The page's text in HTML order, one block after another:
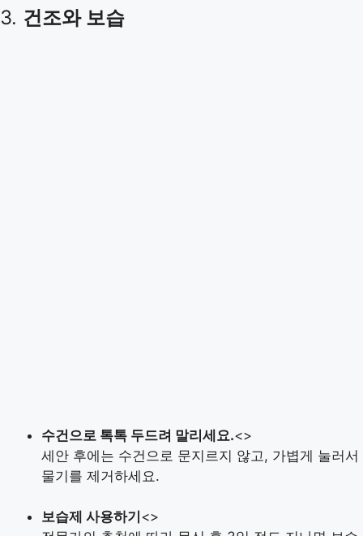
3. 건조와 보습
수건으로 톡톡 두드려 말리세요.<>
세안 후에는 수건으로 문지르지 않고, 가볍게 눌러서
물기를 제거하세요.
보습제 사용하기 <>